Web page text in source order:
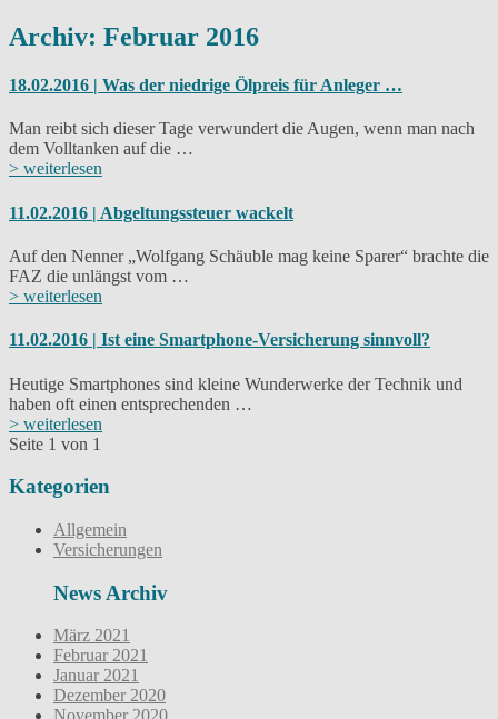
Archiv: Februar 2016
18.02.2016 | Was der niedrige Ölpreis für Anleger …
Man reibt sich dieser Tage verwundert die Augen, wenn man nach
dem Volltanken auf die …
> weiterlesen
11.02.2016 | Abgeltungssteuer wackelt
Auf den Nenner „Wolfgang Schäuble mag keine Sparer“ brachte die
FAZ die unlängst vom …
> weiterlesen
11.02.2016 | Ist eine Smartphone-Versicherung sinnvoll?
Heutige Smartphones sind kleine Wunderwerke der Technik und
haben oft einen entsprechenden …
> weiterlesen
Seite 1 von 1
Kategorien
Allgemein
Versicherungen
News Archiv
März 2021
Februar 2021
Januar 2021
Dezember 2020